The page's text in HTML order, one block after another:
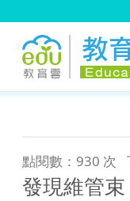
點閱數：930 次
發現維管束